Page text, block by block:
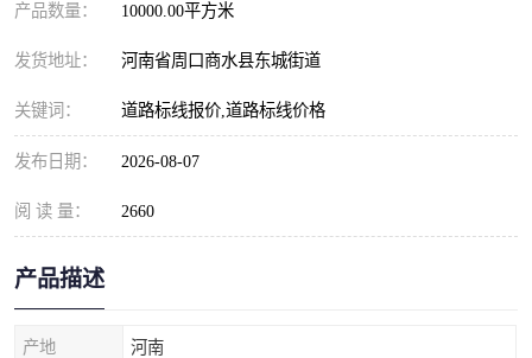
产品数量： 10000.00平方米
发货地址： 河南省周口商水县东城街道
关键词： 道路标线报价,道路标线价格
发布日期： 2026-08-07
阅 读 量： 2660
产品描述
产地 河南